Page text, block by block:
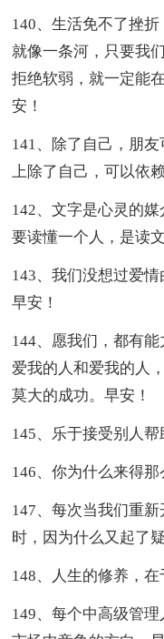
140、生活免不了挫
就像一条河，只要我
拒绝软弱，就一定能
安！
141、除了自己，朋
上除了自己，可以依
142、文字是心灵的
要读懂一个人，是读
143、我们没想过爱情
早安！
144、愿我们，都有
爱我的人和爱我的人
莫大的成功。早安！
145、乐于接受别人帮
146、你为什么来得
147、每次当我们重
时，因为什么又起了
148、人生的修养，
149、每个中高级管